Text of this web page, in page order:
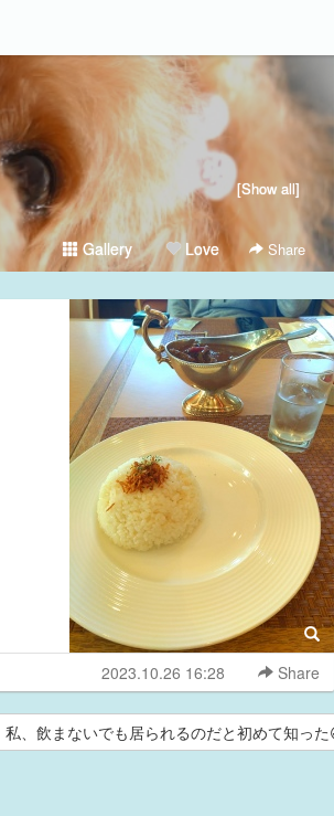
[Show all]
Gallery Love Share
2023.10.26 16:28 Share
、飲まないでも居られるのだと初めて知った